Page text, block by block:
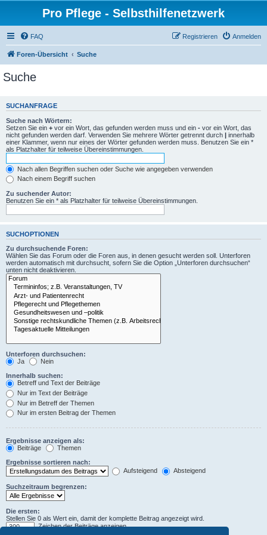
Pro Pflege - Selbsthilfenetzwerk
FAQ Anmelden
Registrieren
Foren-Übersicht Suche
Suche
SUCHANFRAGE
Suche nach Wörtern:
Setzen Sie ein + vor ein Wort, das gefunden werden muss und ein - vor ein Wort, das
nicht gefunden werden darf. Verwenden Sie mehrere Wörter getrennt durch | innerhalb
einer Klammer, wenn nur eines der Wörter gefunden werden muss. Benutzen Sie ein *
als Platzhalter für teilweise Übereinstimmungen.
Nach allen Begriffen suchen oder Suche wie angegeben verwenden
Nach einem Begriff suchen
Zu suchender Autor:
Benutzen Sie ein * als Platzhalter für teilweise Übereinstimmungen.
SUCHOPTIONEN
Zu durchsuchende Foren:
Wählen Sie das Forum oder die Foren aus, in denen gesucht werden soll. Unterforen
werden automatisch mit durchsucht, sofern Sie die Option „Unterforen durchsuchen“
unten nicht deaktivieren.
Unterforen durchsuchen:
Ja
Nein
Innerhalb suchen:
Betreff und Text der Beiträge
Nur im Text der Beiträge
Nur im Betreff der Themen
Nur im ersten Beitrag der Themen
Ergebnisse anzeigen als:
Beiträge
Themen
Ergebnisse sortieren nach:
Aufsteigend
Absteigend
Suchzeitraum begrenzen:
Die ersten:
Stellen Sie 0 als Wert ein, damit der komplette Beitrag angezeigt wird.
Zeichen der Beiträge anzeigen